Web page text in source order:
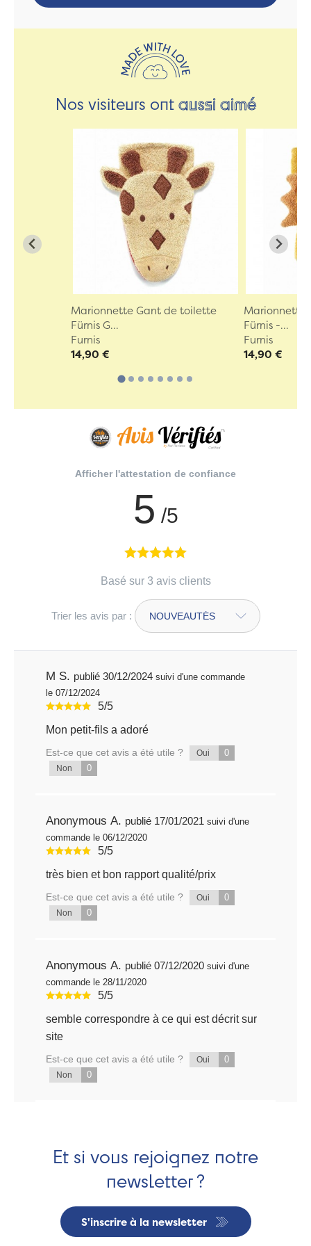
Nos visiteurs ontaussi aimé
Marionnette Gant de toilette
Fürnis G...
Furnis
14,90 €
Marionnette
Fürnis -...
Furnis
14,90 €
Afficher l'attestation de confiance
5 /5
Basé sur 3 avis clients
Trier les avis par :
M S. publié 30/12/2024 suivi d'une commande
le 07/12/2024
5/5
Mon petit-fils a adoré
Est-ce que cet avis a été utile ? Oui 0
Non 0
Anonymous A. publié 17/01/2021 suivi d'une
commande le 06/12/2020
5/5
très bien et bon rapport qualité/prix
Est-ce que cet avis a été utile ? Oui 0
Non 0
Anonymous A. publié 07/12/2020 suivi d'une
commande le 28/11/2020
5/5
semble correspondre à ce qui est décrit sur
site
Est-ce que cet avis a été utile ? Oui 0
Non 0
Et si vous rejoignez notre
newsletter ?
S'inscrire à la newsletter